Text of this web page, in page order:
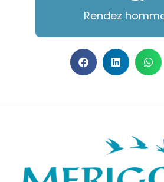
Rendez